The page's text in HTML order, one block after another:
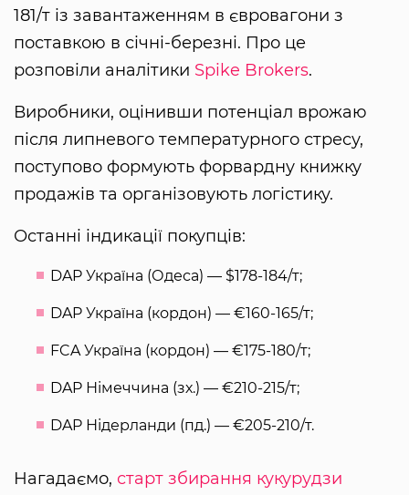
181/т із завантаженням в євровагони з
поставкою в січні-березні. Про це
розповіли аналітики Spike Brokers.
Виробники, оцінивши потенціал врожаю
після липневого температурного стресу,
поступово формують форвардну книжку
продажів та організовують логістику.
Останні індикації покупців:
DAP Україна (Одеса) — $178-184/т;
DAP Україна (кордон) — €160-165/т;
FCA Україна (кордон) — €175-180/т;
DAP Німеччина (зх.) — €210-215/т;
DAP Нідерланди (пд.) — €205-210/т.
Нагадаємо, старт збирання кукурудзи